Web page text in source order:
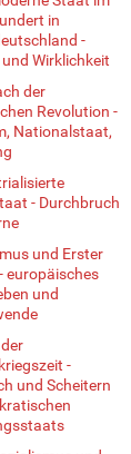
in
-
Wirklichkeit
der
Revolution -
Nationalstaat,
- Durchbruch
und Erster
europäisches
und
-
und Scheitern